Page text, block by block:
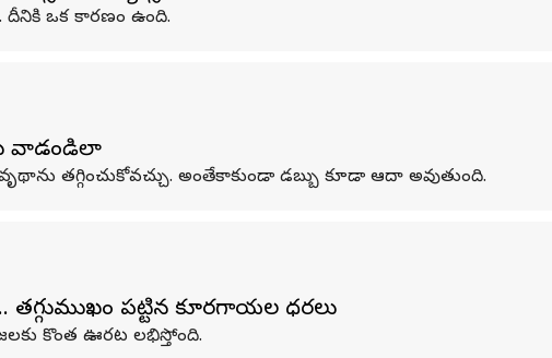
ఒక కారణం ఉంది.
వాడండిలా
తగ్గించుకోవచ్చు. అంతేకాకుండా డబ్బు కూడా ఆదా అవుతుంది.
పట్టిన కూరగాయల ధరలు
కొంత ఊరట లభిస్తోంది.